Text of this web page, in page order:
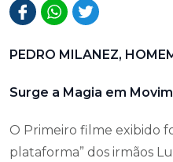
PEDRO MILANEZ,
Surge a Magia em
O Primeiro filme exibido
plataforma” dos irmãos